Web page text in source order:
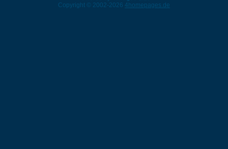
Copyright © 2002-2026 4homepages.de